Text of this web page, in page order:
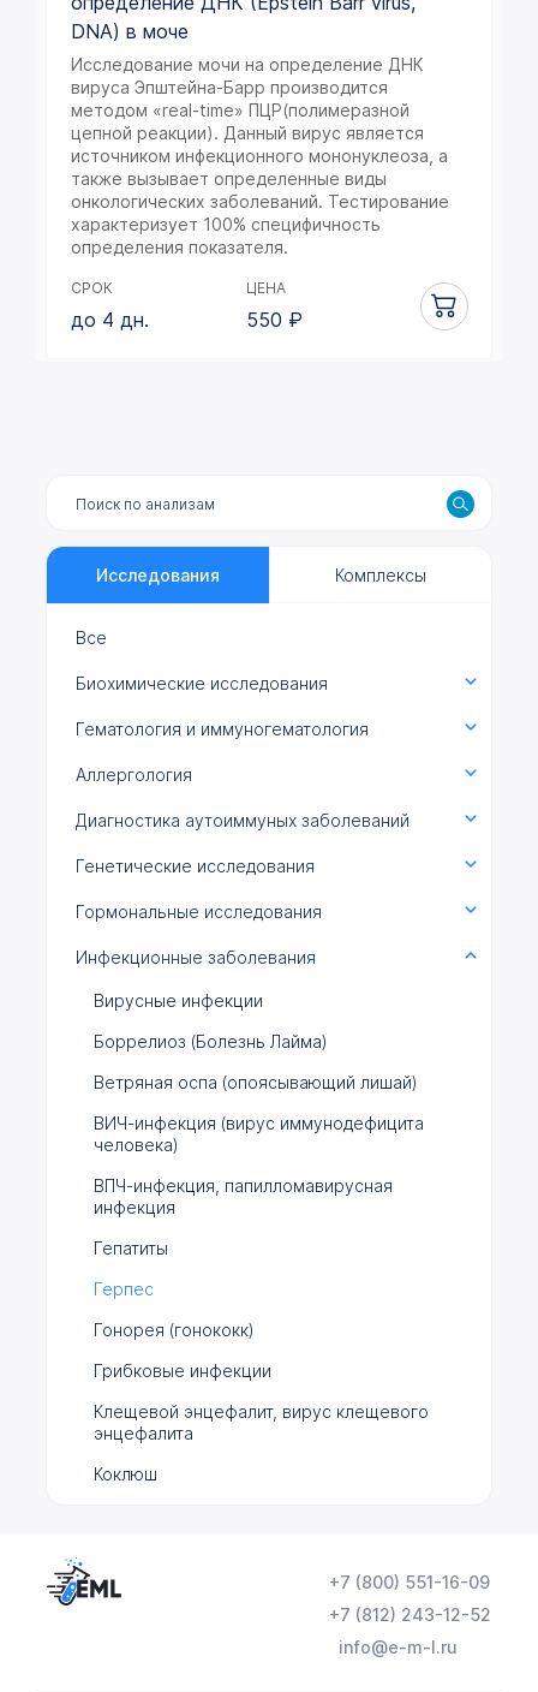
DNA) в моче
Исследование мочи на определение ДНК
вируса Эпштейна-Барр производится
методом «real-time» ПЦР(полимеразной
цепной реакции). Данный вирус является
источником инфекционного мононуклеоза, а
также вызывает определенные виды
онкологических заболеваний. Тестирование
характеризует 100% специфичность
определения показателя.
СРОК
до 4 дн.
ЦЕНА
550 ₽
Исследования Комплексы
Все
Биохимические исследования
Гематология и иммуногематология
Аллергология
Диагностика аутоиммуных заболеваний
Генетические исследования
Гормональные исследования
Инфекционные заболевания
Вирусные инфекции
Боррелиоз (Болезнь Лайма)
Ветряная оспа (опоясывающий лишай)
ВИЧ-инфекция (вирус иммунодефицита
человека)
ВПЧ-инфекция, папилломавирусная
инфекция
Гепатиты
Герпес
Гонорея (гонококк)
Грибковые инфекции
Клещевой энцефалит, вирус клещевого
энцефалита
Коклюш
Паразитарные заболевания
+7 (800) 551-16-09
+7 (812) 243-12-52
info@e-m-l.ru